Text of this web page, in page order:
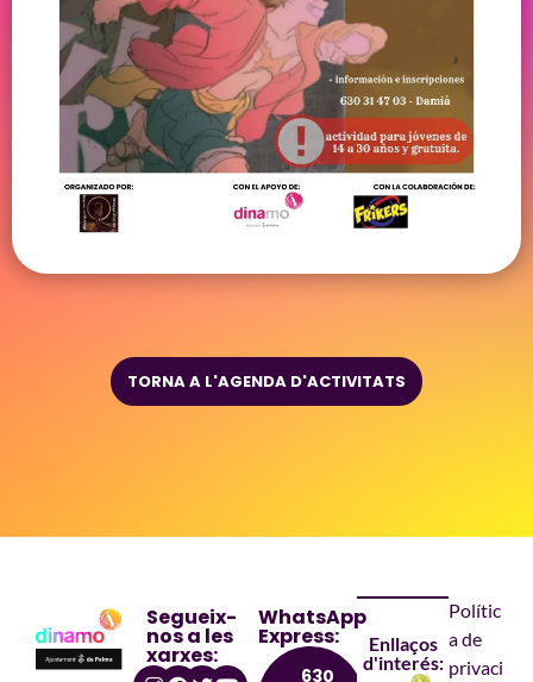
TORNA A L'AGENDA D'ACTIVITATS
Segueix-
nos a les
xarxes:
WhatsApp
Express:
630
Enllaços
d'interés:
Polític
a de
privaci